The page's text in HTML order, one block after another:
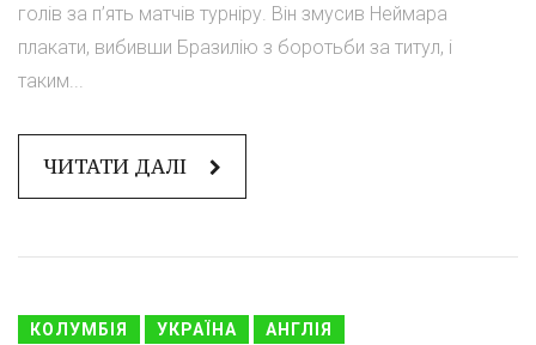
голів за п’ять матчів турніру. Він змусив Неймара
плакати, вибивши Бразилію з боротьби за титул, і
таким...
ЧИТАТИ ДАЛІ
КОЛУМБІЯ УКРАЇНА АНГЛІЯ